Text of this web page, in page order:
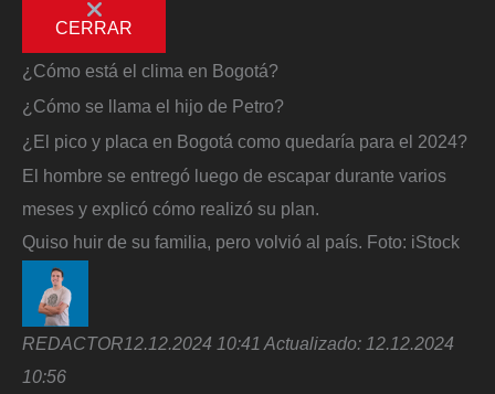
CERRAR
¿Cómo está el clima en Bogotá?
¿Cómo se llama el hijo de Petro?
¿El pico y placa en Bogotá como quedaría para el 2024?
El hombre se entregó luego de escapar durante varios
meses y explicó cómo realizó su plan.
Quiso huir de su familia, pero volvió al país. Foto: iStock
REDACTOR12.12.2024 10:41 Actualizado: 12.12.2024
10:56